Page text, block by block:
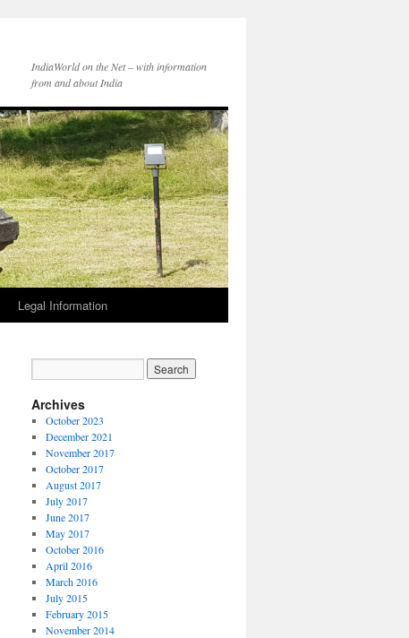
IndiaWorld on the Net – with information
from and about India
Legal Information
Archives
October 2023
December 2021
November 2017
October 2017
August 2017
July 2017
June 2017
May 2017
October 2016
April 2016
March 2016
July 2015
February 2015
November 2014